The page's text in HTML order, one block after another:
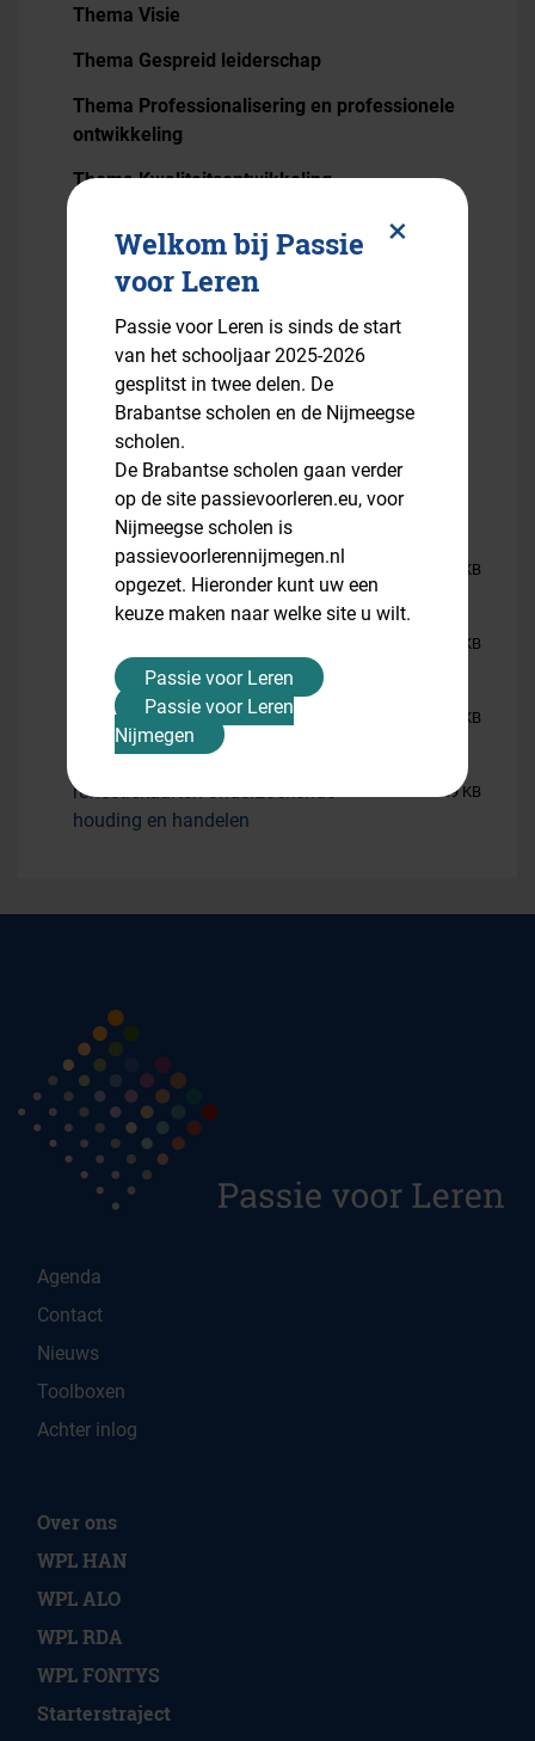
×
Welkom bij Passie
voor Leren
Passie voor Leren is sinds de start
van het schooljaar 2025-2026
gesplitst in twee delen. De
Brabantse scholen en de Nijmeegse
scholen.
De Brabantse scholen gaan verder
op de site passievoorleren.eu, voor
Nijmeegse scholen is
passievoorlerennijmegen.nl
opgezet. Hieronder kunt uw een
keuze maken naar welke site u wilt.
Passie voor Leren
Passie voor Leren
Nijmegen
Thema Visie
Thema Gespreid leiderschap
Thema Professionalisering en professionele
ontwikkeling
Thema Kwaliteitsontwikkeling
Thema Onderzoekende houding en handelen
Thema Rijke leeromgeving
Thema Coachen en feedback
Thema Regie op leren
Thema Beoordelen
opdrachtbeschrijving onderzoekende
houding en handelen
258 KB
handelen
405 KB
scenarios onderzoekende houding en
handelen
308 KB
reflectiekaarten onderzoekende
houding en handelen
649 KB
Agenda
Contact
Nieuws
Toolboxen
Achter inlog
Over ons
WPL HAN
WPL ALO
WPL RDA
WPL FONTYS
Starterstraject